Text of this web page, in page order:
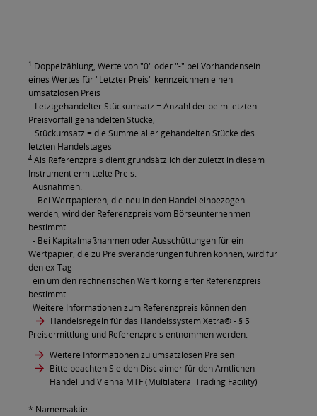
1 Doppelzählung, Werte von "0" oder "-" bei Vorhandensein
eines Wertes für "Letzter Preis" kennzeichnen einen
umsatzlosen Preis
Letztgehandelter Stückumsatz = Anzahl der beim letzten
Preisvorfall gehandelten Stücke;
Stückumsatz = die Summe aller gehandelten Stücke des
letzten Handelstages
4 Als Referenzpreis dient grundsätzlich der zuletzt in diesem
Instrument ermittelte Preis.
Ausnahmen:
- Bei Wertpapieren, die neu in den Handel einbezogen
werden, wird der Referenzpreis vom Börseunternehmen
bestimmt.
- Bei Kapitalmaßnahmen oder Ausschüttungen für ein
Wertpapier, die zu Preisveränderungen führen können, wird für
den ex-Tag
ein um den rechnerischen Wert korrigierter Referenzpreis
bestimmt.
Weitere Informationen zum Referenzpreis können den
Handelsregeln für das Handelssystem Xetra®- § 5
Preisermittlung und Referenzpreis entnommen werden.
Weitere Informationen zu umsatzlosen Preisen
Bitte beachten Sie den Disclaimer für den Amtlichen
Handel und Vienna MTF (Multilateral Trading Facility)
* Namensaktie